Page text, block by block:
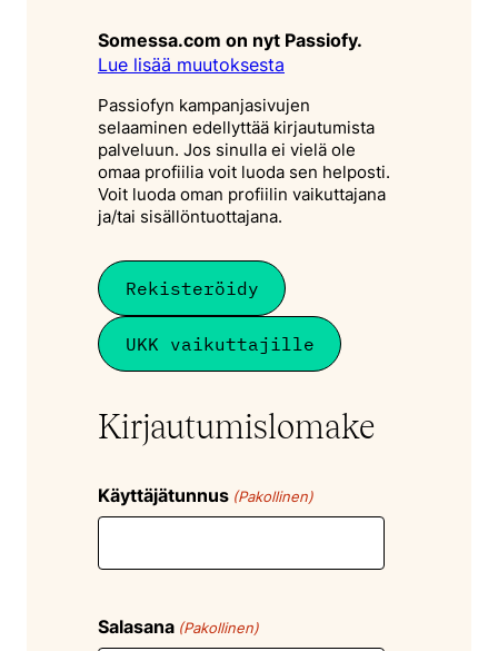
Somessa.com on nyt Passiofy.
Lue lisää muutoksesta
Passiofyn kampanjasivujen
selaaminen edellyttää kirjautumista
palveluun. Jos sinulla ei vielä ole
omaa profiilia voit luoda sen helposti.
Voit luoda oman profiilin vaikuttajana
ja/tai sisällöntuottajana.
Rekisteröidy
UKK vaikuttajille
Kirjautumislomake
Käyttäjätunnus (Pakollinen)
Salasana (Pakollinen)